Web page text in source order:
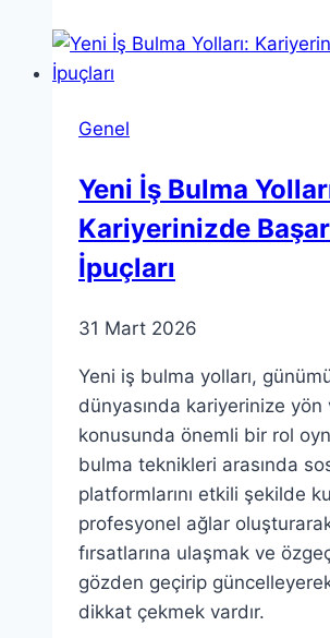
İndirim
Genel
Yeni İş Bulma
Kariyerinizde
İpuçları
31 Mart 2026
Yeni iş bulma yolları,
dünyasında kariyerinize yön
konusunda önemli bir rol
bulma teknikleri arasında
platformlarını etkili şekilde
profesyonel ağlar
fırsatlarına ulaşmak ve
gözden geçirip
dikkat çekmek vardır.